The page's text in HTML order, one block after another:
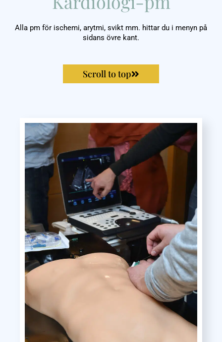
Alla pm för ischemi, arytmi, svikt mm. hittar du i menyn på
sidans övre kant.
Scroll to top